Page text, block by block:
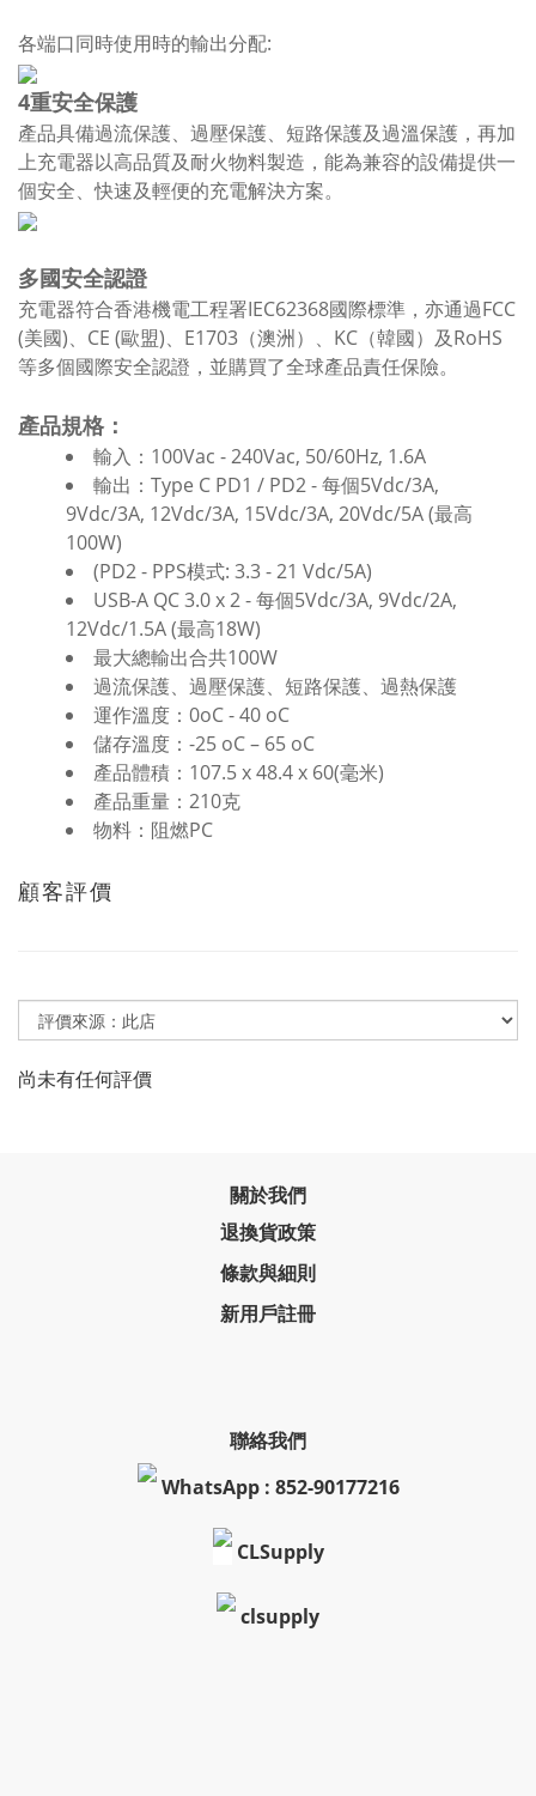
各端口同時使用時的輸出分配:
4重安全保護
產品具備過流保護、過壓保護、短路保護及過溫保護，再加
上充電器以高品質及耐火物料製造，能為兼容的設備提供一
個安全、快速及輕便的充電解決方案。
多國安全認證
充電器符合香港機電工程署IEC62368國際標準，亦通過FCC
(美國)、CE (歐盟)、E1703（澳洲）、KC（韓國）及RoHS
等多個國際安全認證，並購買了全球產品責任保險。
產品規格：
輸入：100Vac - 240Vac, 50/60Hz, 1.6A
輸出：Type C PD1 / PD2 - 每個5Vdc/3A,
9Vdc/3A, 12Vdc/3A, 15Vdc/3A, 20Vdc/5A (最高
100W)
(PD2 - PPS模式: 3.3 - 21 Vdc/5A)
USB-A QC 3.0 x 2 - 每個5Vdc/3A, 9Vdc/2A,
12Vdc/1.5A (最高18W)
最大總輸出合共100W
過流保護、過壓保護、短路保護、過熱保護
運作溫度：0oC - 40 oC
儲存溫度：-25 oC – 65 oC
產品體積：107.5 x 48.4 x 60(毫米)
產品重量：210克
物料：阻燃PC
顧客評價
尚未有任何評價
關於我們
退換貨政策
條款與細則
新用戶註冊
聯絡我們
WhatsApp : 852-90177216
CLSupply
clsupply